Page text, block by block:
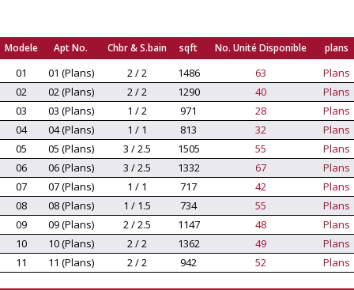
Modele Apt No. Chbr & S.bain sqft No. Unité Disponible plans
01 01 (Plans) 2 / 2 1486 63
Plans
02
02 (Plans) 2 / 2 1290 40
Plans
03
03 (Plans) 1 / 2 971 28
Plans
04
04 (Plans) 1 / 1 813 32
Plans
05
05 (Plans) 3 / 2.5 1505 55
Plans
06
06 (Plans) 3 / 2.5 1332 67
Plans
07
07 (Plans) 1 / 1 717 42
Plans
08
08 (Plans) 1 / 1.5 734 55
Plans
09
09 (Plans) 2 / 2.5 1147 48
Plans
10
10 (Plans) 2 / 2 1362 49
Plans
11
11 (Plans) 2 / 2 942 52 Plans